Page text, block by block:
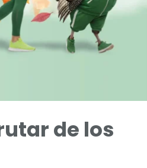
de los